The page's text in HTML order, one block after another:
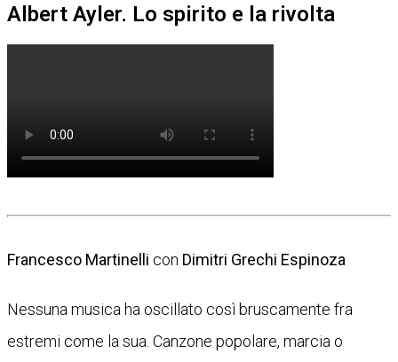
Albert Ayler. Lo spirito e la rivolta
Francesco Martinelli con Dimitri Grechi Espinoza
Nessuna musica ha oscillato così bruscamente fra
estremi come la sua. Canzone popolare, marcia o